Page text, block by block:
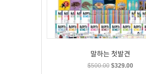
말하는 첫발견
$500.00 Original
$329.00